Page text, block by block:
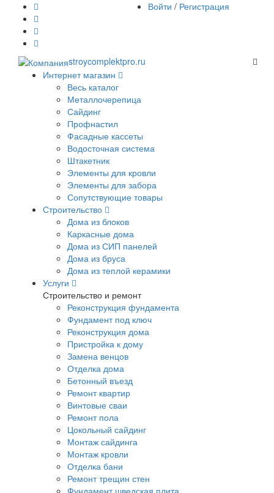
Войти / Регистрация
stroycomplektpro.ru
Интернет магазин
Весь каталог
Металлочерепица
Сайдинг
Профнастил
Фасадные кассеты
Водосточная система
Штакетник
Элементы для кровли
Элементы для забора
Сопутствующие товары
Строительство
Дома из блоков
Каркасные дома
Дома из СИП панелей
Дома из бруса
Дома из теплой керамики
Услуги
Строительство и ремонт
Реконструкция фундамента
Фундамент под ключ
Реконструкция дома
Пристройка к дому
Замена венцов
Отделка дома
Бетонный въезд
Ремонт квартир
Винтовые сваи
Ремонт пола
Цокольный сайдинг
Монтаж сайдинга
Монтаж кровли
Отделка бани
Ремонт трещин стен